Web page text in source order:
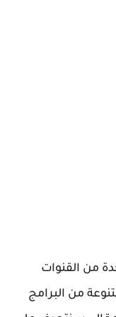
من القنوات
من البرامج